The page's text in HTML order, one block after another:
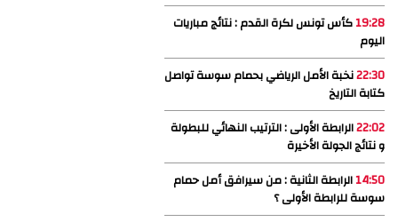
19:28كأس تونس لكرة القدم : نتائج مباريات
اليوم
22:30نخبة الأمل الرياضي بحمام سوسة تواصل
كتابة التاريخ
22:02الرابطة الأولى : الترتيب النهائي للبطولة
و نتائج الجولة الأخيرة
14:50الرابطة الثانية : من سيرافق أمل حمام
سوسة للرابطة الأولى ؟